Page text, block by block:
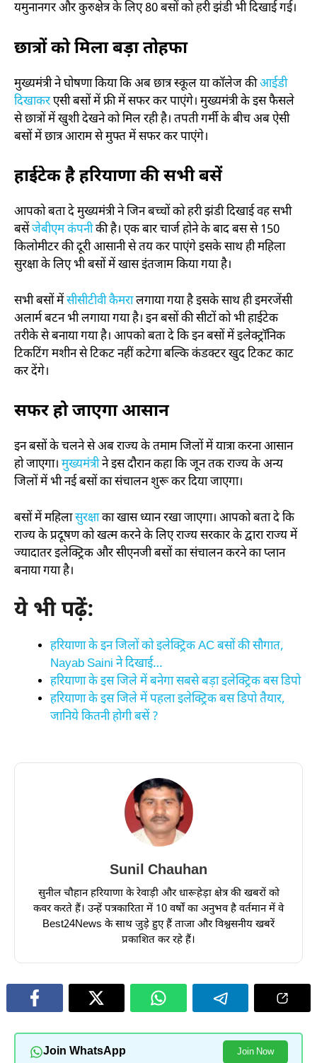
यमुनानगर और कुरुक्षेत्र के लिए 80 बसों को हरी झंडी भी दिखाई गई।
छात्रों को मिला बड़ा तोहफा
मुख्यमंत्री ने घोषणा किया कि अब छात्र स्कूल या कॉलेज कीआईडी
दिखाकरएसी बसों में फ्री में सफर कर पाएंगे। मुख्यमंत्री के इस फैसले
से छात्रों में खुशी देखने को मिल रही है। तपती गर्मी के बीच अब ऐसी
बसों में छात्र आराम से मुफ्त में सफर कर पाएंगे।
हाईटेक है हरियाणा की सभी बसें
आपको बता दे मुख्यमंत्री ने जिन बच्चों को हरी झंडी दिखाई वह सभी
बसेंजेबीएम कंपनीकी है। एक बार चार्ज होने के बाद बस से 150
किलोमीटर की दूरी आसानी से तय कर पाएंगे इसके साथ ही महिला
सुरक्षा के लिए भी बसों में खास इंतजाम किया गया है।
सभी बसों मेंसीसीटीवी कैमरालगाया गया है इसके साथ ही इमरजेंसी
अलार्म बटन भी लगाया गया है। इन बसों की सीटों को भी हाईटेक
तरीके से बनाया गया है। आपको बता दे कि इन बसों में इलेक्ट्रॉनिक
टिकटिंग मशीन से टिकट नहीं कटेगा बल्कि कंडक्टर खुद टिकट काट
कर देंगे।
सफर हो जाएगा आसान
इन बसों के चलने से अब राज्य के तमाम जिलों में यात्रा करना आसान
हो जाएगा। मुख्यमंत्रीने इस दौरान कहा कि जून तक राज्य के अन्य
जिलों में भी नई बसों का संचालन शुरू कर दिया जाएगा।
बसों में महिलासुरक्षाका खास ध्यान रखा जाएगा। आपको बता दे कि
राज्य के प्रदूषण को खत्म करने के लिए राज्य सरकार के द्वारा राज्य में
ज्यादातर इलेक्ट्रिक और सीएनजी बसों का संचालन करने का प्लान
बनाया गया है।
ये भी पढ़ें:
हरियाणा के इन जिलों को इलेक्ट्रिक AC बसों की सौगात,
Nayab Saini ने दिखाई…
हरियाणा के इस जिले में बनेगा सबसे बड़ा इलेक्ट्रिक बस डिपो
हरियाणा के इस जिले में पहला इलेक्ट्रिक बस डिपो तैयार,
जानिये कितनी होगी बसें ?
Sunil Chauhan
सुनील चौहान हरियाणा के रेवाड़ी और धारूहेड़ा क्षेत्र की खबरों को
कवर करते हैं। उन्हें पत्रकारिता में 10 वर्षों का अनुभव है वर्तमान में वे
Best24News के साथ जुड़े हुए हैं ताजा और विश्वसनीय खबरें
प्रकाशित कर रहे हैं।
Join WhatsApp Join Now